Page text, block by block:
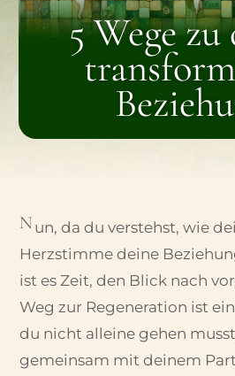
5 Wege
N un, da du verstehst, wie
Herzstimme deine
ist es Zeit, den Blick nach
Weg zur Regeneration ist
du nicht alleine gehen
gemeinsam mit deinem